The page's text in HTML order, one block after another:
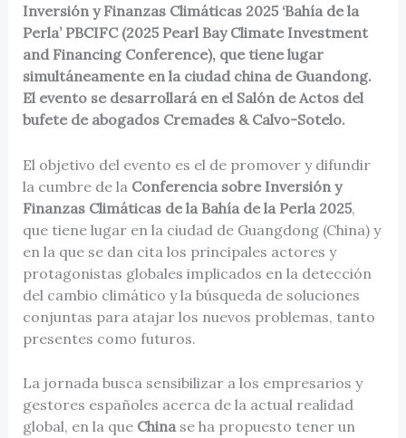
Inversión y Finanzas Climáticas 2025 ‘Bahía de la
Perla’ PBCIFC (2025 Pearl Bay Climate Investment
and Financing Conference), que tiene lugar
simultáneamente en la ciudad china de Guandong.
El evento se desarrollará en el Salón de Actos del
bufete de abogados Cremades & Calvo-Sotelo.
El objetivo del evento es el de promover y difundir
la cumbre de la Conferencia sobre Inversión y
Finanzas Climáticas de la Bahía de la Perla 2025,
que tiene lugar en la ciudad de Guangdong (China) y
en la que se dan cita los principales actores y
protagonistas globales implicados en la detección
del cambio climático y la búsqueda de soluciones
conjuntas para atajar los nuevos problemas, tanto
presentes como futuros.
La jornada busca sensibilizar a los empresarios y
gestores españoles acerca de la actual realidad
global, en la que Chinase ha propuesto tener un